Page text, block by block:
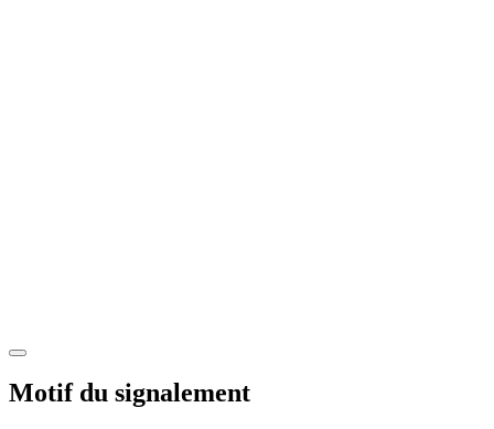
Motif du signalement